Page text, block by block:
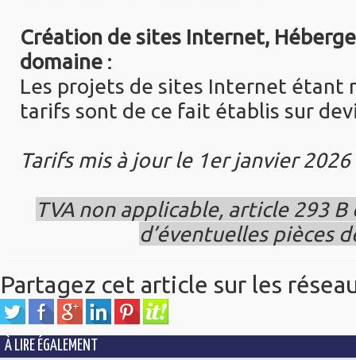
Création de sites Internet,
domaine :
Les projets de sites Internet étant
tarifs sont de ce fait établis sur
Tarifs mis à jour le 1er janvier 2026
TVA non applicable, article 293 B
d’éventuelles pièces
Partagez cet article sur les
À LIRE ÉGALEMENT